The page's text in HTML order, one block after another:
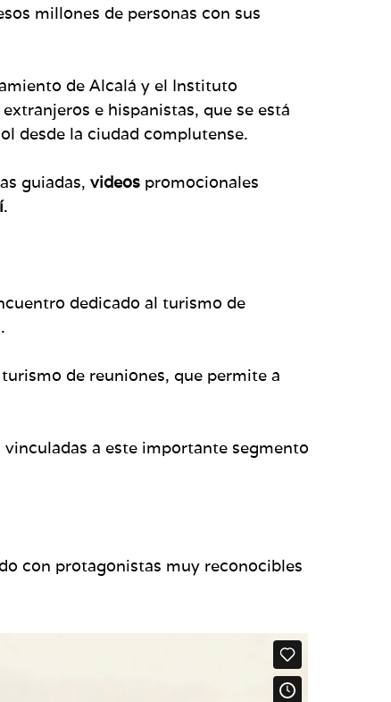
millones de personas con sus
de Alcalá y el Instituto
e hispanistas, que se está
desde la ciudad complutense.
guiadas, videos promocionales
.
dedicado al turismo de
de reuniones, que permite a
a este importante segmento
con protagonistas muy reconocibles